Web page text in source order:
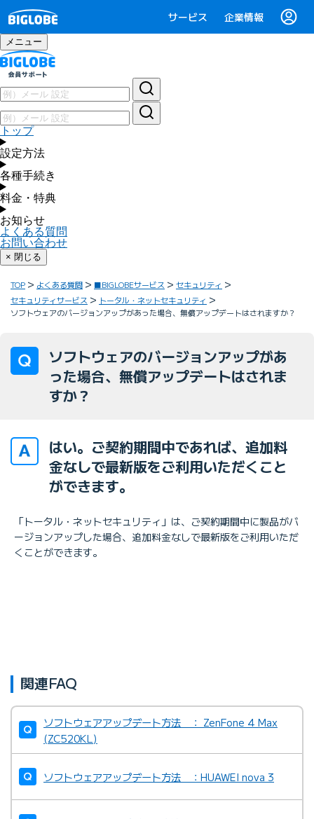
サービス 企業情報
メニュー
トップ
設定方法
各種手続き
料金・特典
お知らせ
よくある質問
お問い合わせ
× 閉じる
TOP よくある質問 ■BIGLOBEサービス
セキュリティ
セキュリティサービス
トータル・ネットセキュリティ
ソフトウェアのバージョンアップがあった場合、無償アップデートはされますか？
ソフトウェアのバージョンアップがあ
った場合、無償アップデートはされま
すか？
はい。ご契約期間中であれば、追加料
金なしで最新版をご利用いただくこと
ができます。
「トータル・ネットセキュリティ」は、ご契約期間中に製品がバ
ージョンアップした場合、追加料金なしで最新版をご利用いただ
くことができます。
関連FAQ
ソフトウェアアップデート方法 ： ZenFone 4 Max
(ZC520KL)
ソフトウェアアップデート方法 ：HUAWEI nova 3